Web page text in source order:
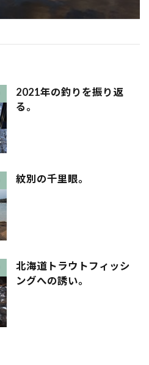
2021年の釣りを振り返
る。
紋別の千里眼。
北海道トラウトフィッシ
ングへの誘い。